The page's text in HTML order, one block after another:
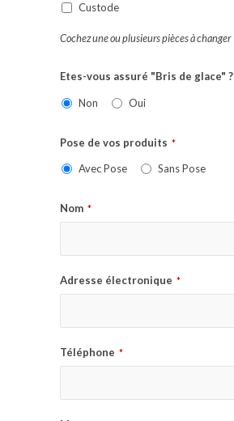
Custode
Cochez une ou plusieurs pièces à changer
Etes-vous assuré "Bris de glace" ?
Non Oui
Pose de vos produits *
Avec Pose Sans Pose
Nom *
Adresse électronique *
Téléphone *